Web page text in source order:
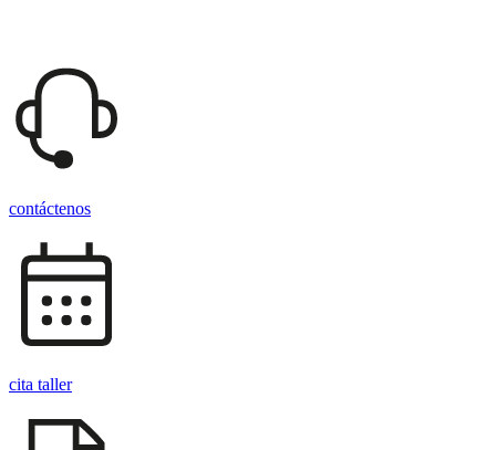
contáctenos
cita taller